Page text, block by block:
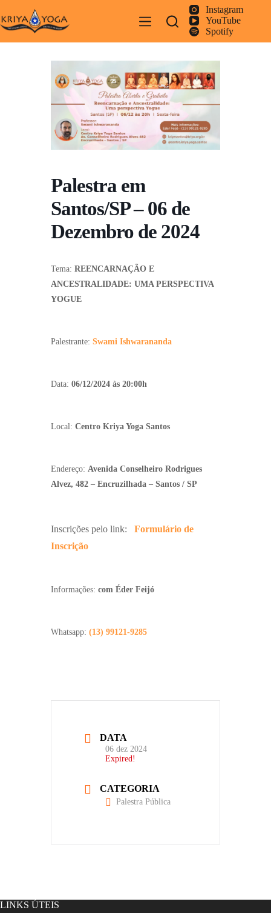
para
o
Instagram
YouTube
Spotify
Palestra em
Santos/SP – 06 de
Dezembro de 2024
Tema: REENCARNAÇÃO E
ANCESTRALIDADE: UMA PERSPECTIVA
YOGUE
Palestrante: Swami Ishwarananda
Data: 06/12/2024 às 20:00h
Local: Centro Kriya Yoga Santos
Endereço: Avenida Conselheiro Rodrigues
Alvez, 482 – Encruzilhada – Santos / SP
Inscrições pelo link:
Formulário de
Inscrição
Informações: com Éder Feijó
Whatsapp: (13) 99121-9285
DATA
06 dez 2024
Expired!
CATEGORIA
Palestra Pública
LINKS ÚTEIS